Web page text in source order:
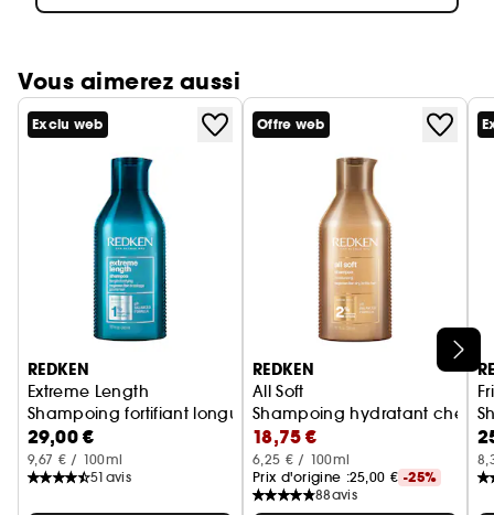
Vous aimerez aussi
Ignorer le carrousel produits
Exclu web
REDKEN
Extreme Length
Shampoing fortifiant longueurs
29,00 €
9,67 € / 100ml
51 avis
Offre web
REDKEN
All Soft
Shampoing hydratant
18,75 €
6,25 € / 100ml
Prix d'origine :25,00 € -25%
88avis